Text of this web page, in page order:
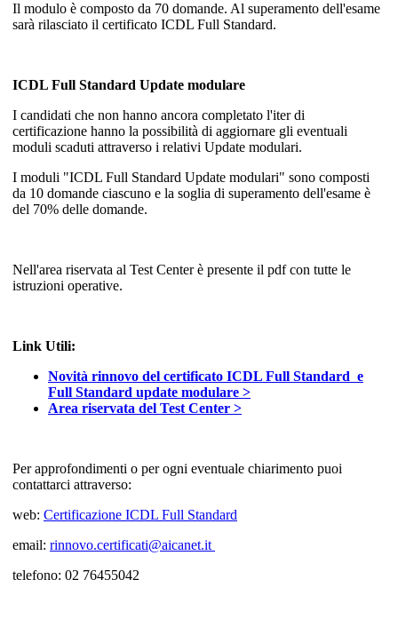
Il modulo è composto da 70 domande. Al superamento dell'esame
sarà rilasciato il certificato ICDL Full Standard.
ICDL Full Standard Update modulare
I candidati che non hanno ancora completato l'iter di
certificazione hanno la possibilità di aggiornare gli eventuali
moduli scaduti attraverso i relativi Update modulari.
I moduli "ICDL Full Standard Update modulari" sono composti
da 10 domande ciascuno e la soglia di superamento dell'esame è
del 70% delle domande.
Nell'area riservata al Test Center è presente il pdf con tutte le
istruzioni operative.
Link Utili:
Novità rinnovo del certificato ICDL Full Standard e
Full Standard update modulare >
Area riservata del Test Center >
Per approfondimenti o per ogni eventuale chiarimento puoi
contattarci attraverso:
web: Certificazione ICDL Full Standard
email: rinnovo.certificati@aicanet.it
telefono: 02 76455042